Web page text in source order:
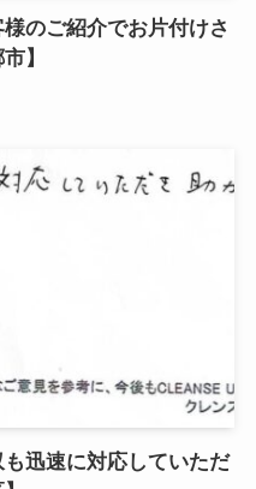
のご紹介でお片付けさ
】
迅速に対応していただ